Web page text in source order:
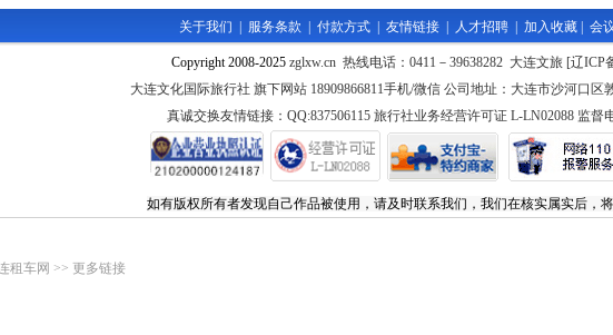
关于我们 服务条款 付款方式 友情链接 人才招聘 加入收藏 会
Copyright 2008-2025 zglxw.cn 热线电话：0411－39638282 大连文旅 [辽ICP
大连文化国际旅行社 旗下网站 18909866811手机/微信 公司地址：大连市沙河口区
真诚交换友情链接：QQ:837506115 旅行社业务经营许可证 L-LN02088 监督
如有版权所有者发现自己作品被使用，请及时联系我们，我们在核实属实后，将
租车网 >> 更多链接